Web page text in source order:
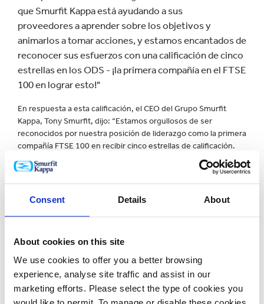
Consent Details About
About cookies on this site
We use cookies to offer you a better browsing
experience, analyse site traffic and assist in our
marketing efforts. Please select the type of cookies you
que Smurfit Kappa está ayudando a sus
proveedores a aprender sobre los objetivos y
animarlos a tomar acciones, y estamos encantados de
reconocer sus esfuerzos con una calificación de cinco
estrellas en los ODS - ¡la primera compañía en el FTSE
100 en lograr esto!"
En respuesta a esta calificación, el CEO del Grupo Smurfit
Kappa, Tony Smurfit, dijo: “Estamos orgullosos de ser
reconocidos por nuestra posición de liderazgo como la primera
compañía FTSE 100 en recibir cinco estrellas de calificación.
Nuestra ambición es ser la Compañía más sostenible en
empaques a base de papel y continuamos desarrollando
nuestra parte para apoyar y contribuir a los ODS 2030 de la
ONU ".
“Nuestro enfoque continuo en la sostenibilidad, y
nivel de nuestras prácticas sostenibles, significa que
tenemos la responsabilidad de motivar a nuestros
proveedores para apuntar al logro de objetivos